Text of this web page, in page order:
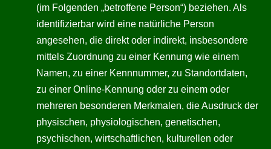
(im Folgenden „betroffene Person“) beziehen. Als
identifizierbar wird eine natürliche Person
angesehen, die direkt oder indirekt, insbesondere
mittels Zuordnung zu einer Kennung wie einem
Namen, zu einer Kennnummer, zu Standortdaten,
zu einer Online-Kennung oder zu einem oder
mehreren besonderen Merkmalen, die Ausdruck der
physischen, physiologischen, genetischen,
psychischen, wirtschaftlichen, kulturellen oder